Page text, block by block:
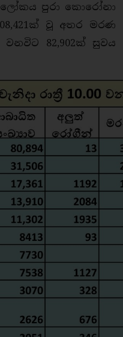
පුරා කොරෝනා
වූ අතර මරණ
82,902ක් සුවය